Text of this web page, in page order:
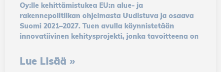
Oy:lle kehittämistukea EU:n alue- ja
rakennepolitiikan ohjelmasta Uudistuva ja osaava
Suomi 2021–2027. Tuen avulla käynnistetään
innovatiivinen kehitysprojekti, jonka tavoitteena on
Lue Lisää »